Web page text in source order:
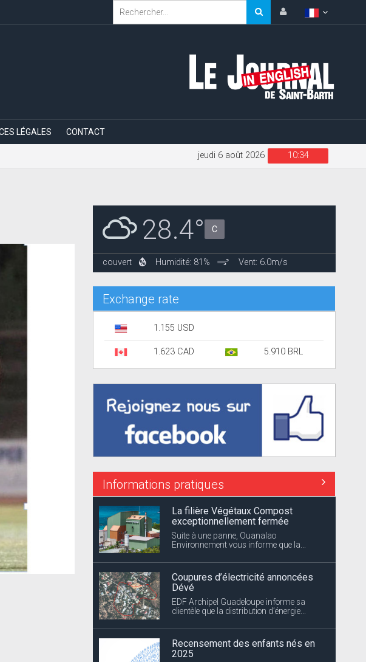
LÉGALES CONTACT
10:34
jeudi 6 août 2026
28.4° C
couvert Humidité: 81% Vent: 6.0m/s
Exchange rate
1.155 USD
1.623 CAD 5.910 BRL
Informations pratiques
La filière Végétaux Compost
exceptionnellement fermée
Suite à une panne, Ouanalao
Environnement vous informe que la...
Coupures d’électricité annoncées
Dévé
EDF Archipel Guadeloupe informe sa
clientèle que la distribution d’énergie...
Recensement des enfants nés en
2025